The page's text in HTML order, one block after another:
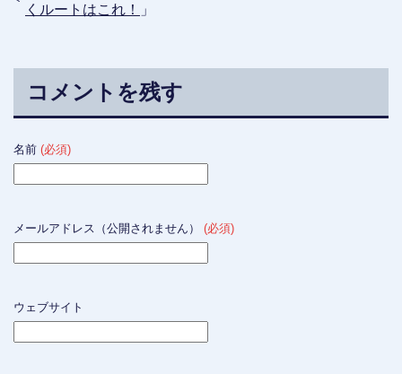
くルートはこれ！
」
コメントを残す
名前 (必須)
メールアドレス（公開されません） (必須)
ウェブサイト